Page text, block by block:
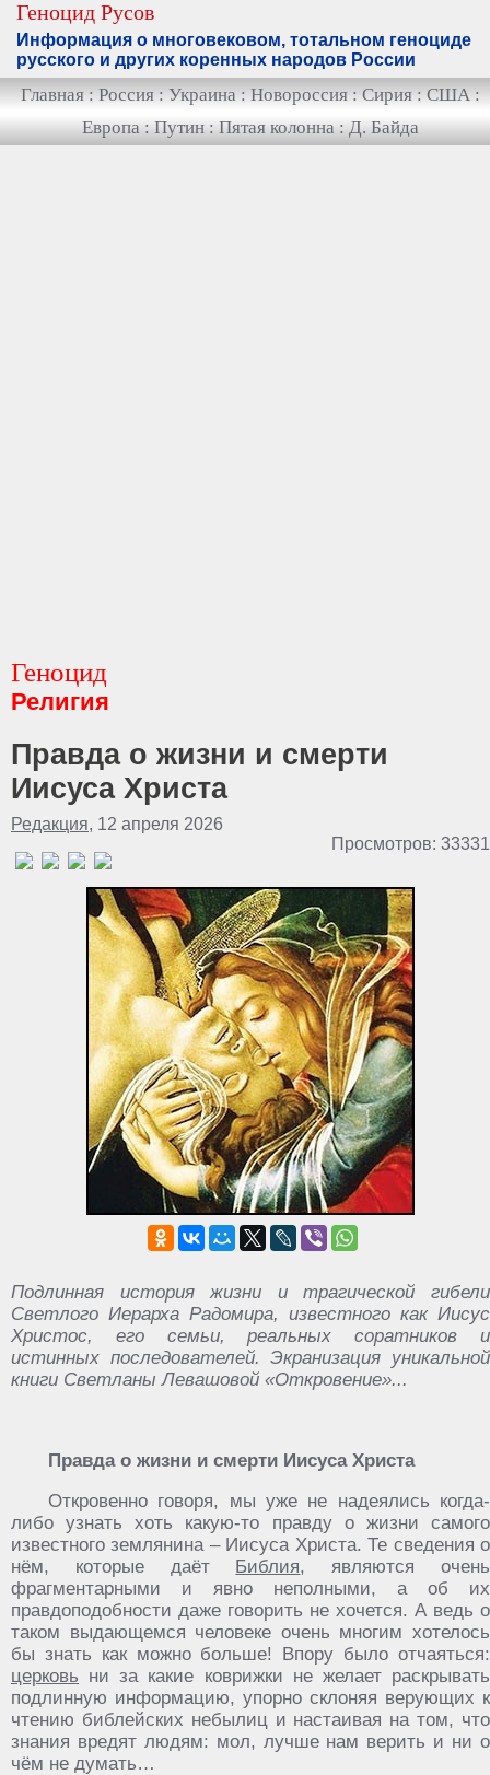
Геноцид Русов
Информация о многовековом, тотальном геноциде
русского и других коренных народов России
Главная : Россия : Украина : Новороссия : Сирия : США :
Европа : Путин : Пятая колонна : Д. Байда
Геноцид
Религия
Правда о жизни и смерти
Иисуса Христа
Редакция, 12 апреля 2026
Просмотров: 33331
Подлинная история жизни и трагической гибели
Светлого Иерарха Радомира, известного как Иисус
Христос, его семьи, реальных соратников и
истинных последователей. Экранизация уникальной
книги Светланы Левашовой «Откровение»...
Правда о жизни и смерти Иисуса Христа
Откровенно говоря, мы уже не надеялись когда-
либо узнать хоть какую-то правду о жизни самого
известного землянина – Иисуса Христа. Те сведения о
нём, которые даёт Библия, являются очень
фрагментарными и явно неполными, а об их
правдоподобности даже говорить не хочется. А ведь о
таком выдающемся человеке очень многим хотелось
бы знать как можно больше! Впору было отчаяться:
церковь ни за какие коврижки не желает раскрывать
подлинную информацию, упорно склоняя верующих к
чтению библейских небылиц и настаивая на том, что
знания вредят людям: мол, лучше нам верить и ни о
чём не думать…